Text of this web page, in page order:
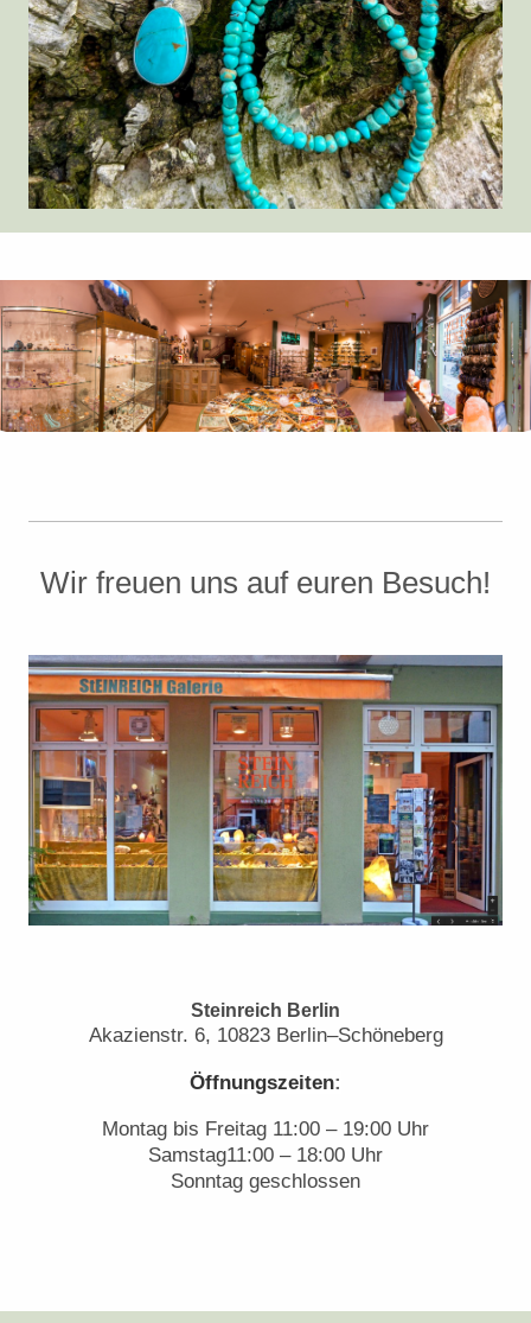
Wir freuen uns auf euren Besuch!
Steinreich Berlin
Akazienstr. 6, 10823 Berlin–Schöneberg
Öffnungszeiten:
Montag bis Freitag 11:00 – 19:00 Uhr
Samstag11:00 – 18:00 Uhr
Sonntag geschlossen